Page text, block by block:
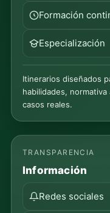
Formación
Especialización
Itinerarios diseñados
habilidades,
casos reales.
TRANSPARENCIA
Información
Redes sociales